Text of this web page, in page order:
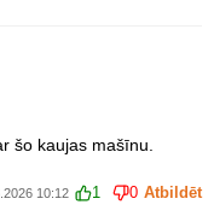
šo kaujas mašīnu.
10:12 1 0 Atbildēt